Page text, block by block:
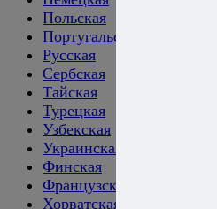
Польская
Португальская
Русская
Сербская
Тайская
Турецкая
Узбекская
Украинская
Финская
Французская
Хорватская